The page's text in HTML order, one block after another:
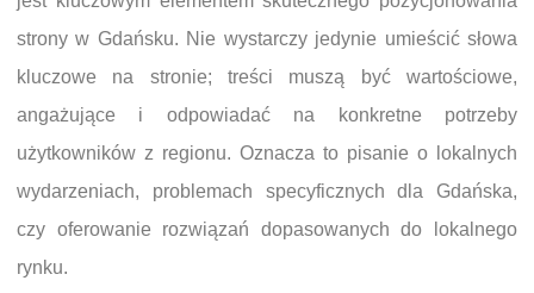
strony w Gdańsku. Nie wystarczy jedynie umieścić słowa
kluczowe na stronie; treści muszą być wartościowe,
angażujące i odpowiadać na konkretne potrzeby
użytkowników z regionu. Oznacza to pisanie o lokalnych
wydarzeniach, problemach specyficznych dla Gdańska,
czy oferowanie rozwiązań dopasowanych do lokalnego
rynku.